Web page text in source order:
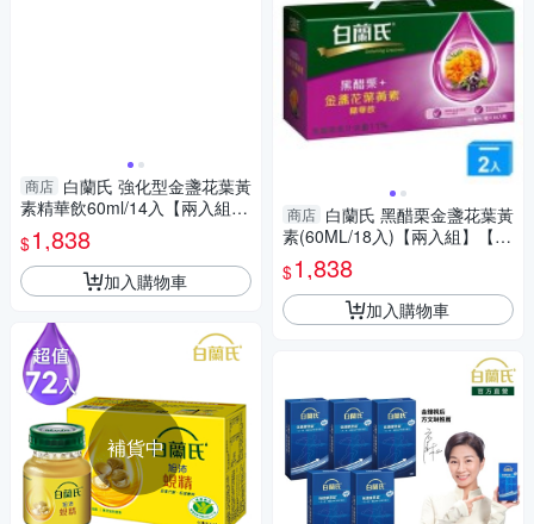
商店 白蘭氏 強化型金盞花葉黃
素精華飲60ml/14入【兩入組】
【愛買】
$1,838
加入購物車
補貨中
商店 白蘭氏 黑醋栗金盞花葉黃
素(60ML/18入)【兩入組】【愛
買】
$1,838
加入購物車